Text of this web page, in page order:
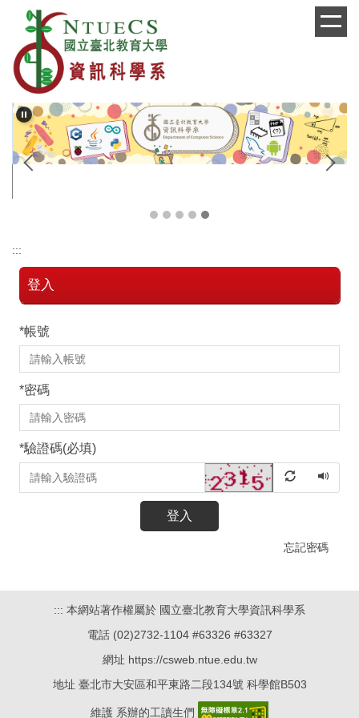
要
內
區
:::
登入
*帳號
*密碼
*驗證碼(必填)
登入
忘記密碼
::: 本網站著作權屬於 國立臺北教育大學資訊科學系
電話 (02)2732-1104 #63326 #63327
網址 https://csweb.ntue.edu.tw
地址 臺北市大安區和平東路二段134號 科學館B503
維護 系辦的工讀生們